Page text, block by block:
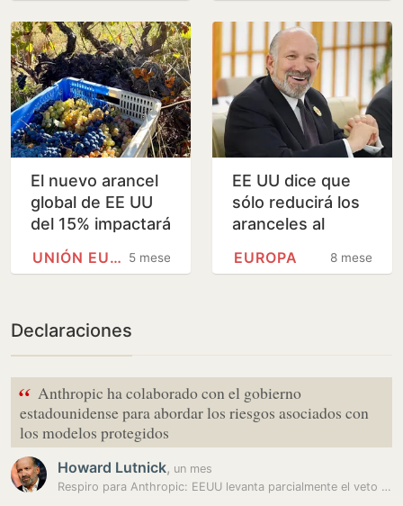
El nuevo arancel
global de EE UU
del 15% impactará
más en las pymes
españolas
5 meses
UNIÓN EUROPEA
EE UU dice que
sólo reducirá los
aranceles al
acero si Europa8 meses
EUROPA
Declaraciones
“ Anthropic ha colaborado con el gobierno
estadounidense para abordar los riesgos asociados con
los modelos protegidos
Howard Lutnick, un mes
Respiro para Anthropic: EEUU levanta parcialmente el veto a su IA en…